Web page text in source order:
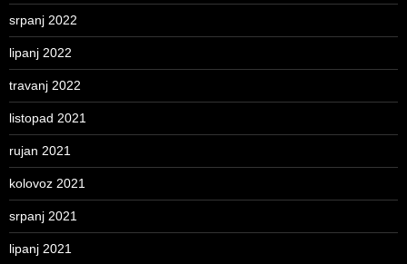
srpanj 2022
lipanj 2022
travanj 2022
listopad 2021
rujan 2021
kolovoz 2021
srpanj 2021
lipanj 2021